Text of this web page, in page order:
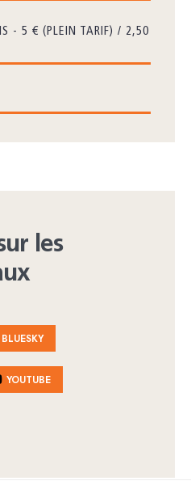
- 5 € (PLEIN TARIF) / 2,50
les
BLUESKY
YOUTUBE